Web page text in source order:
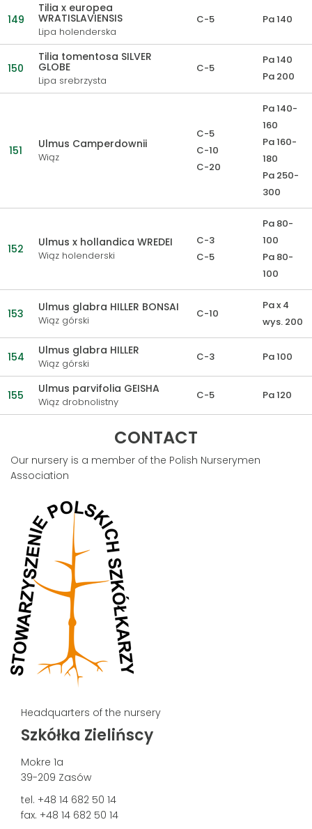
149
Tilia x europea
WRATISLAVIENSIS
Lipa holenderska
C-5 Pa 140
150
Tilia tomentosa SILVER
GLOBE
Lipa srebrzysta
C-5
Pa 140
Pa 200
151 Ulmus Camperdownii
Wiąz
C-5
C-10
C-20
Pa 140-
160
Pa 160-
180
Pa 250-
300
152 Ulmus x hollandica WREDEI
Wiąz holenderski
C-3
C-5
Pa 80-
100
Pa 80-
100
153 Ulmus glabra HILLER BONSAI
Wiąz górski
C-10
Pa x 4
wys. 200
154 Ulmus glabra HILLER
Wiąz górski
C-3 Pa 100
155 Ulmus parvifolia GEISHA
Wiąz drobnolistny
C-5 Pa 120
CONTACT
Our nursery is a member of the Polish Nurserymen
Association
Headquarters of the nursery
Szkółka Zielińscy
Mokre 1a
39-209 Zasów
tel. +48 14 682 50 14
fax. +48 14 682 50 14